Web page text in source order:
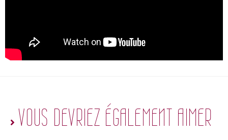
VOUS DEVRIEZ ÉGALEMENT AIMER